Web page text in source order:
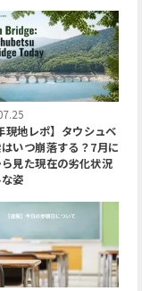
現地レポ】タウシュベ
いつ崩落する？7月に
見た現在の劣化状況
姿